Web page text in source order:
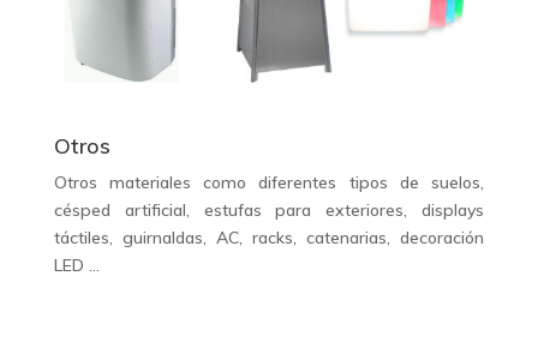
Otros
Otros materiales como diferentes tipos de suelos,
césped artificial, estufas para exteriores, displays
táctiles, guirnaldas, AC, racks, catenarias, decoración
LED …